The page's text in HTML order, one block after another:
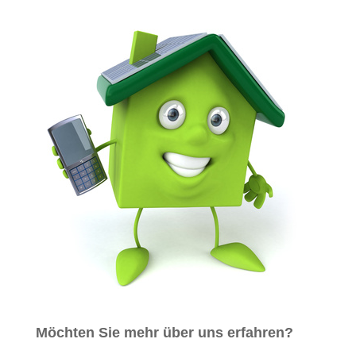
Möchten Sie mehr über uns erfahren?